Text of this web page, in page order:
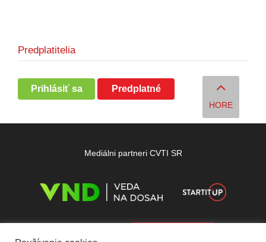
Predplatitelia
Prihlásiť sa Predplatné
HORE
Mediálni partneri CVTI SR